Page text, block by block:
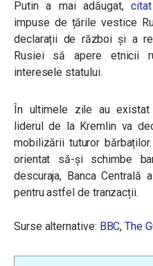
Putin a mai adăugat,
impuse de țările vestice
declarații de război și a
Rusiei să apere etnicii
interesele statului.
În ultimele zile au existat
liderul de la Kremlin va
mobilizării tuturor
orientat să-și schimbe
descuraja, Banca Centrală
pentru astfel de tranzacții.
Surse alternative: BBC,The